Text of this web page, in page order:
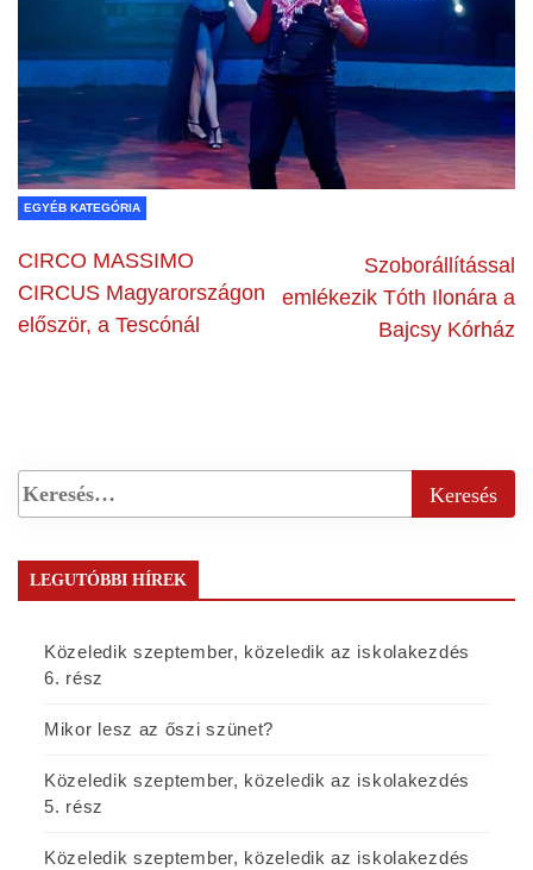
EGYÉB KATEGÓRIA
CIRCO MASSIMO
CIRCUS Magyarországon
először, a Tescónál
Szoborállítással
emlékezik Tóth Ilonára a
Bajcsy Kórház
LEGUTÓBBI HÍREK
Közeledik szeptember, közeledik az iskolakezdés
6. rész
Mikor lesz az őszi szünet?
Közeledik szeptember, közeledik az iskolakezdés
5. rész
Közeledik szeptember, közeledik az iskolakezdés